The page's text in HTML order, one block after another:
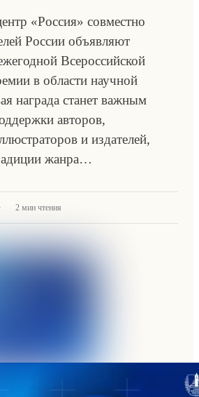
«Россия» совместно
России объявляют
Всероссийской
в области научной
награда станет важным
авторов,
и издателей,
жанра…
· 2 мин чтения